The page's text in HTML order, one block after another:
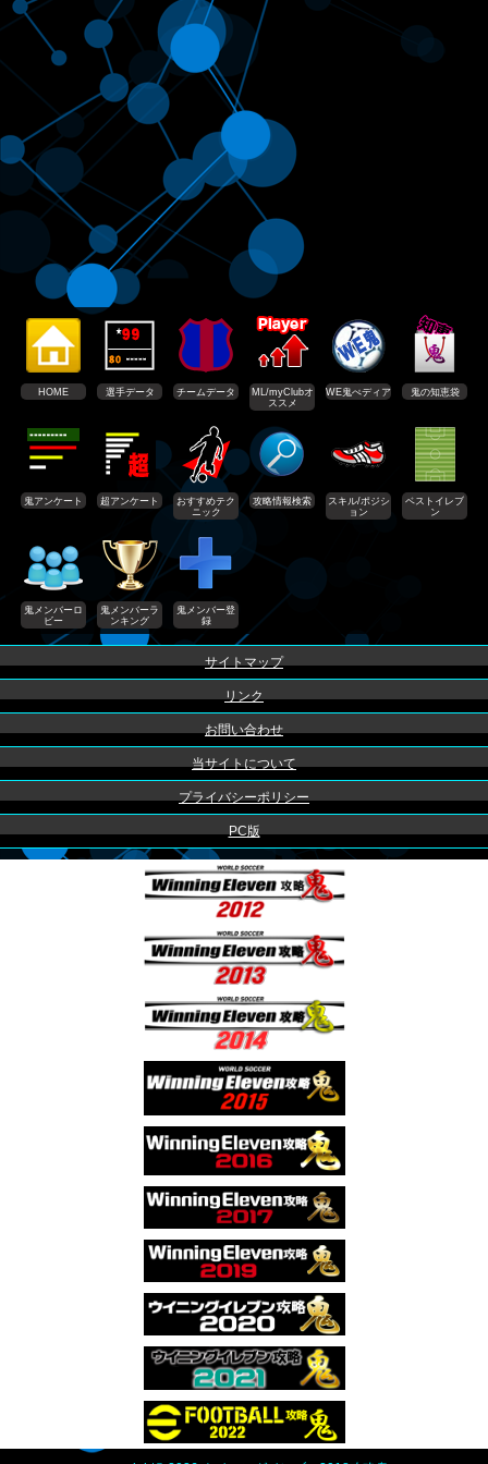
HOME 選手データ チームデータ
ML/myClubオ
ススメ
WE鬼ぺディア 鬼の知恵袋
鬼アンケート 超アンケート
おすすめテク
ニック
攻略情報検索
スキル/ポジシ
ョン
ベストイレブ
ン
鬼メンバーロ
ビー
鬼メンバーラ
ンキング
鬼メンバー登
録
サイトマップ
リンク
お問い合わせ
当サイトについて
プライバシーポリシー
PC版